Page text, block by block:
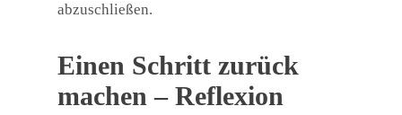
abzuschließen.
Einen Schritt zurück
machen – Reflexion